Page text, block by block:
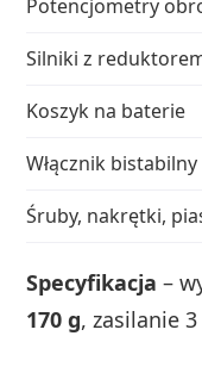
Potencjometry
Silniki z
Koszyk na baterie
Włącznik bistabilny
Śruby, nakrętki,
Specyfikacja –
170 g, zasilanie 3